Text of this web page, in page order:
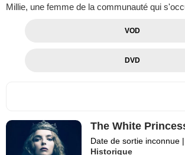
Millie, une femme de la communauté qui
VOD
DVD
The White
Date de sortie inconnue |
Historique